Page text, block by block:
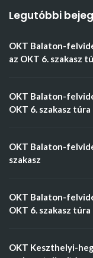
Legutóbbi
OKT Balaton-
az OKT 6. szakasz
OKT Balaton-
OKT 6. szakasz túra
OKT Balaton-
szakasz
OKT Balaton-
OKT 6. szakasz túra
OKT Keszthelyi-